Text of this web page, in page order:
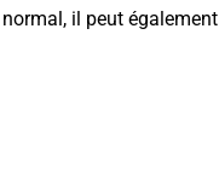
il peut également